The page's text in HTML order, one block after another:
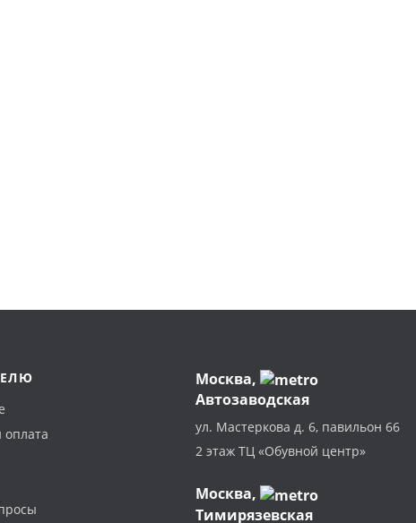
оплата
Москва,
Автозаводская
ул. Мастеркова д. 6, павильон 66
2 этаж ТЦ «Обувной центр»
Москва,
Тимирязевская